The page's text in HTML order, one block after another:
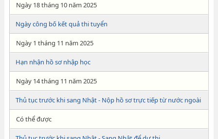
Ngày 18 tháng 10 năm 2025
Ngày công bố kết quả thi tuyển
Ngày 1 tháng 11 năm 2025
Hạn nhận hồ sơ nhập học
Ngày 14 tháng 11 năm 2025
Thủ tục trước khi sang Nhật - Nộp hồ sơ trực tiếp từ nước ngoài
Có thể được